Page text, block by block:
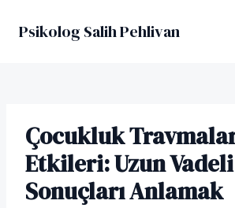
atlaPsikolog Salih Pehlivan
Çocukluk
Etkileri: Uzun Vadeli
Sonuçları Anlamak
navigation